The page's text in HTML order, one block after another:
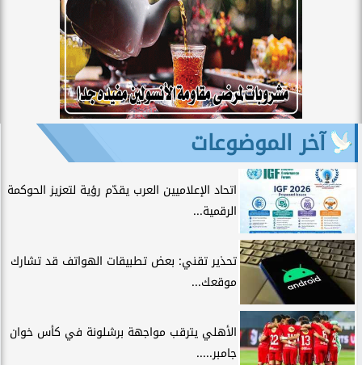
آخر الموضوعات
اتحاد الإعلاميين العرب يقدّم رؤية لتعزيز الحوكمة
الرقمية...
تحذير تقني: بعض تطبيقات الهواتف قد تشارك
موقعك...
الأهلي يترقب مواجهة برشلونة في كأس خوان
جامبر.....